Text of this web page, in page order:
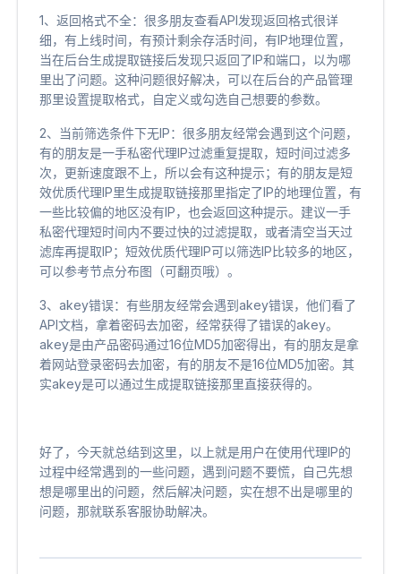
1、返回格式不全：很多朋友查看API发现返回格式很详
细，有上线时间，有预计剩余存活时间，有IP地理位置，
当在后台生成提取链接后发现只返回了IP和端口，以为哪
里出了问题。这种问题很好解决，可以在后台的产品管理
那里设置提取格式，自定义或勾选自己想要的参数。
2、当前筛选条件下无IP：很多朋友经常会遇到这个问题，
有的朋友是一手私密代理IP过滤重复提取，短时间过滤多
次，更新速度跟不上，所以会有这种提示；有的朋友是短
效优质代理IP里生成提取链接那里指定了IP的地理位置，有
一些比较偏的地区没有IP，也会返回这种提示。建议一手
私密代理短时间内不要过快的过滤提取，或者清空当天过
滤库再提取IP；短效优质代理IP可以筛选IP比较多的地区，
可以参考节点分布图（可翻页哦）。
3、akey错误：有些朋友经常会遇到akey错误，他们看了
API文档，拿着密码去加密，经常获得了错误的akey。
akey是由产品密码通过16位MD5加密得出，有的朋友是拿
着网站登录密码去加密，有的朋友不是16位MD5加密。其
实akey是可以通过生成提取链接那里直接获得的。
好了，今天就总结到这里，以上就是用户在使用代理IP的
过程中经常遇到的一些问题，遇到问题不要慌，自己先想
想是哪里出的问题，然后解决问题，实在想不出是哪里的
问题，那就联系客服协助解决。